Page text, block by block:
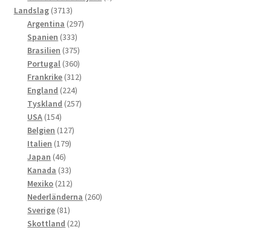
Landslag 37133713
produkter
Argentina 297297
Spanien 333333
produkter
Brasilien 375375
produkter
Portugal 360360
produkter
Frankrike 312312
England 224224
produkter
Tyskland 257257
USA 154154
produkter
Belgien 127127
Italien 179179
Japan 4646
produkter
Kanada 3333
produkter
Mexiko 212212
produkter
Nederländerna 260260
Sverige 8181
produkter
Skottland 2222